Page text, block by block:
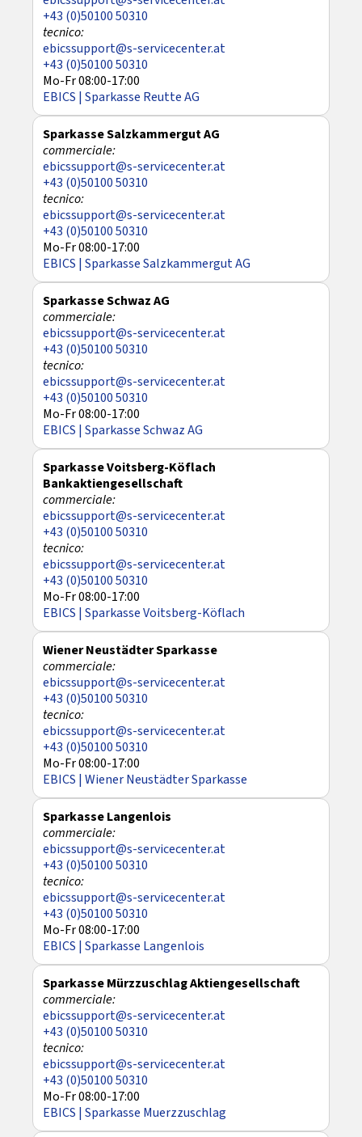
+43 (0)50100 50310
ebicssupport@s-servicecenter.at
+43 (0)50100 50310
Mo-Fr 08:00-17:00
EBICS | Sparkasse Reutte AG
Sparkasse Salzkammergut AG
ebicssupport@s-servicecenter.at
+43 (0)50100 50310
ebicssupport@s-servicecenter.at
+43 (0)50100 50310
Mo-Fr 08:00-17:00
EBICS | Sparkasse Salzkammergut AG
Sparkasse Schwaz AG
ebicssupport@s-servicecenter.at
+43 (0)50100 50310
ebicssupport@s-servicecenter.at
+43 (0)50100 50310
Mo-Fr 08:00-17:00
EBICS | Sparkasse Schwaz AG
Sparkasse Voitsberg-Köflach
Bankaktiengesellschaft
ebicssupport@s-servicecenter.at
+43 (0)50100 50310
ebicssupport@s-servicecenter.at
+43 (0)50100 50310
Mo-Fr 08:00-17:00
EBICS | Sparkasse Voitsberg-Köflach
Wiener Neustädter Sparkasse
ebicssupport@s-servicecenter.at
+43 (0)50100 50310
ebicssupport@s-servicecenter.at
+43 (0)50100 50310
Mo-Fr 08:00-17:00
EBICS | Wiener Neustädter Sparkasse
Sparkasse Langenlois
ebicssupport@s-servicecenter.at
+43 (0)50100 50310
ebicssupport@s-servicecenter.at
+43 (0)50100 50310
Mo-Fr 08:00-17:00
EBICS | Sparkasse Langenlois
Sparkasse Mürzzuschlag Aktiengesellschaft
ebicssupport@s-servicecenter.at
+43 (0)50100 50310
ebicssupport@s-servicecenter.at
+43 (0)50100 50310
Mo-Fr 08:00-17:00
EBICS | Sparkasse Muerzzuschlag